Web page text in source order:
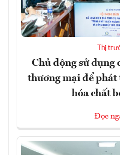
Thị
Chủ động sử dụng
thương mại để phát
hóa chất
Đọc